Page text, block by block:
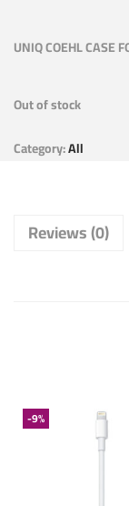
UNIQ COEHL CASE
Out of stock
Category:All
Reviews (0)
-9%